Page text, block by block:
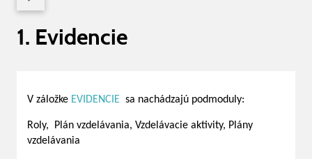
1. Evidencie
V záložke EVIDENCIE sa nachádzajú podmoduly:
Roly, Plán vzdelávania, Vzdelávacie aktivity, Plány
vzdelávania